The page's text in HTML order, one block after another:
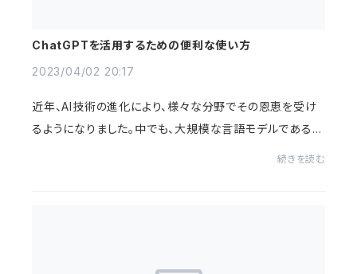
ChatGPTを活用するための便利な使い方
2023/04/02 20:17
近年、AI技術の進化により、様々な分野でその恩恵を受け
るようになりました。中でも、大規模な言語モデルであるC
続きを読む